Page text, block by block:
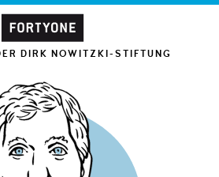
DIRK NOWITZKI-STIFTUNG